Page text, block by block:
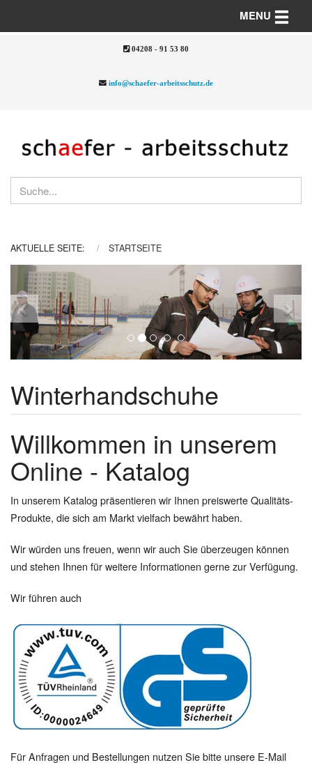
04208 - 91 53 80
info@schaefer-arbeitsschutz.de
MENU Toggle
AKTUELLE SEITE: STARTSEITE
Previous
Winterhandschuhe
Willkommen in unserem
Online - Katalog
In unserem Katalog präsentieren wir Ihnen preiswerte Qualitäts-
Produkte, die sich am Markt vielfach bewährt haben.
Wir würden uns freuen, wenn wir auch Sie überzeugen können
und stehen Ihnen für weitere Informationen gerne zur Verfügung.
Wir führen auch
Für Anfragen und Bestellungen nutzen Sie bitte unsere E-Mail